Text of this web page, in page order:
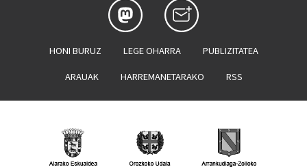
HONI BURUZ LEGE OHARRA PUBLIZITATEA
ARAUAK HARREMANETARAKO RSS